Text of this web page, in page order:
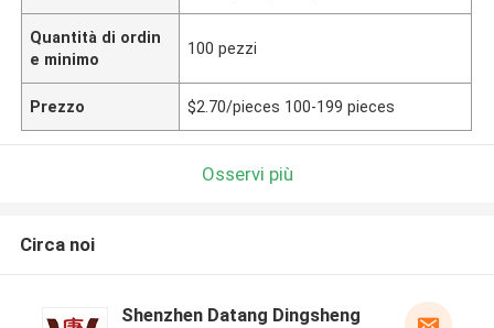
Quantità di ordin
e minimo
100 pezzi
Prezzo $2.70/pieces 100-199 pieces
Osservi più
Circa noi
Shenzhen Datang Dingsheng